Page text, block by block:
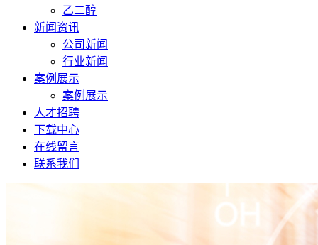
乙二醇
新闻资讯
公司新闻
行业新闻
案例展示
案例展示
人才招聘
下载中心
在线留言
联系我们